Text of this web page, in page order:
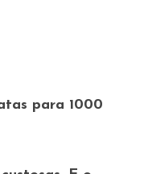
para 1000